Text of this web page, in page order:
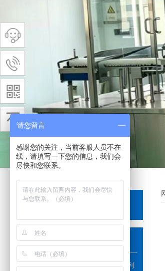
产品分类
饮料、调味系列
口服液、西林瓶、保健品系列
请您留言
感谢您的关注，当前客服人员不在
线，请填写一下您的信息，我们会
尽快和您联系。